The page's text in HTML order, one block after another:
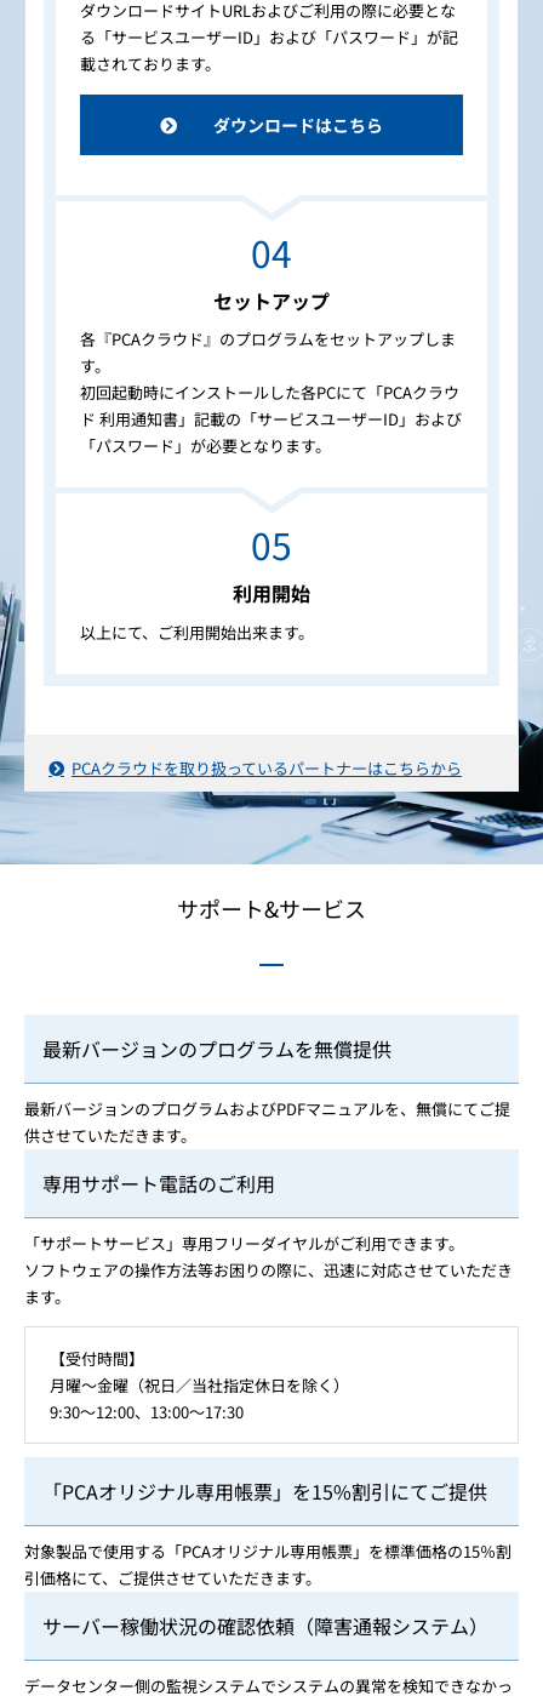
ダウンロードサイトURLおよびご利用の際に必要とな
る「サービスユーザーID」および「パスワード」が記
載されております。
ダウンロードはこちら
セットアップ
各『PCAクラウド』のプログラムをセットアップしま
す。
初回起動時にインストールした各PCにて「PCAクラウ
ド 利用通知書」記載の「サービスユーザーID」および
「パスワード」が必要となります。
利用開始
以上にて、ご利用開始出来ます。
PCAクラウドを取り扱っているパートナーはこちらから
サポート&サービス
最新バージョンのプログラムを無償提供
最新バージョンのプログラムおよびPDFマニュアルを、無償にてご提
供させていただきます。
専用サポート電話のご利用
「サポートサービス」専用フリーダイヤルがご利用できます。
ソフトウェアの操作方法等お困りの際に、迅速に対応させていただき
ます。
【受付時間】
月曜～金曜（祝日／当社指定休日を除く）
9:30～12:00、13:00～17:30
「PCAオリジナル専用帳票」を15%割引にてご提供
対象製品で使用する「PCAオリジナル専用帳票」を標準価格の15％割
引価格にて、ご提供させていただきます。
サーバー稼働状況の確認依頼（障害通報システム）
データセンター側の監視システムでシステムの異常を検知できなかっ